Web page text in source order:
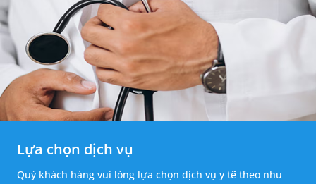
Lựa chọn dịch vụ
Quý khách hàng vui lòng lựa chọn dịch vụ y tế theo nhu